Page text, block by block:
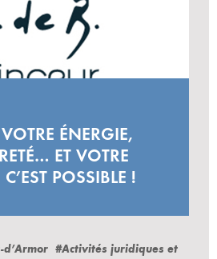
ÉNERGIE,
ET VOTRE
POSSIBLE !
d’Armor #Activités juridiques et